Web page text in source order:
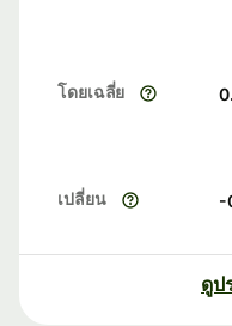
โดยเฉลี่ย
เปลี่ยน -
ดูป